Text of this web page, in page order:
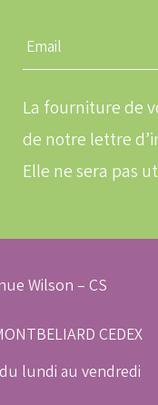
Entrez
une
email
La fourniture de
de notre lettre
Elle ne sera pas
Wilson – CS
CEDEX
lundi au vendredi